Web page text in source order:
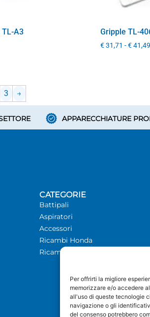
Per offrirti la migliore
memorizzare e/o accedere
all'uso di queste tecnologie
navigazione o gli
del consenso potrebbero
TL-A3 Gripple TL-
€31,71 - €41,49
3 →
APPARECCHIATURE
CATEGORIE
Battipali
Aspiratori
Accessori
Ricambi Honda
Ricambi Iberfence